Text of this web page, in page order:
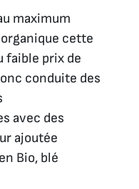
maximum
organique cette
faible prix de
conduite des
avec des
ajoutée
Bio, blé